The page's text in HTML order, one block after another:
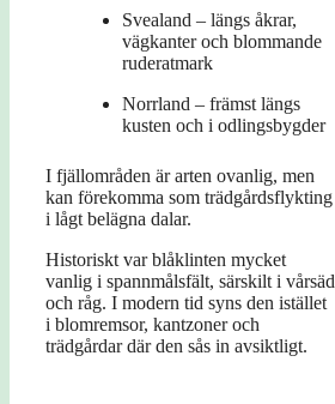
Svealand – längs åkrar,
vägkanter och blommande
ruderatmark
Norrland – främst längs
kusten och i odlingsbygder
I fjällområden är arten ovanlig, men
kan förekomma som trädgårdsflykting
i lågt belägna dalar.
Historiskt var blåklinten mycket
vanlig i spannmålsfält, särskilt i vårsäd
och råg. I modern tid syns den istället
i blomremsor, kantzoner och
trädgårdar där den sås in avsiktligt.